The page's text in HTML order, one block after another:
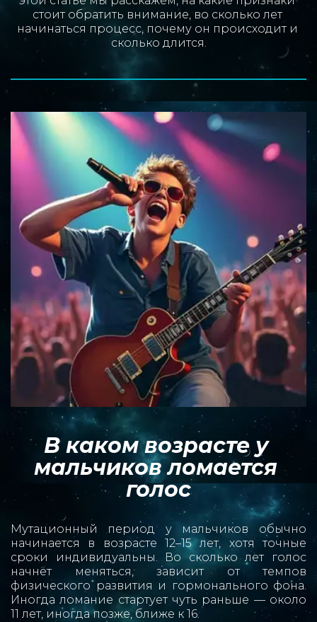
стоит обратить внимание, во сколько лет
начинаться процесс, почему он происходит и
сколько длится.
В каком возрасте у
мальчиков ломается
голос
Мутационный период у мальчиков обычно
начинается в возрасте 12–15 лет, хотя точные
сроки индивидуальны. Во сколько лет голос
начнёт меняться, зависит от темпов
физического развития и гормонального фона.
Иногда ломание стартует чуть раньше — около
11 лет, иногда позже, ближе к 16.